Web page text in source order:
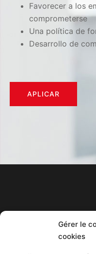
Gérer le
cookies
Favorecer a los
comprometerse
Una política de
Desarrollo de
APLICAR
+596